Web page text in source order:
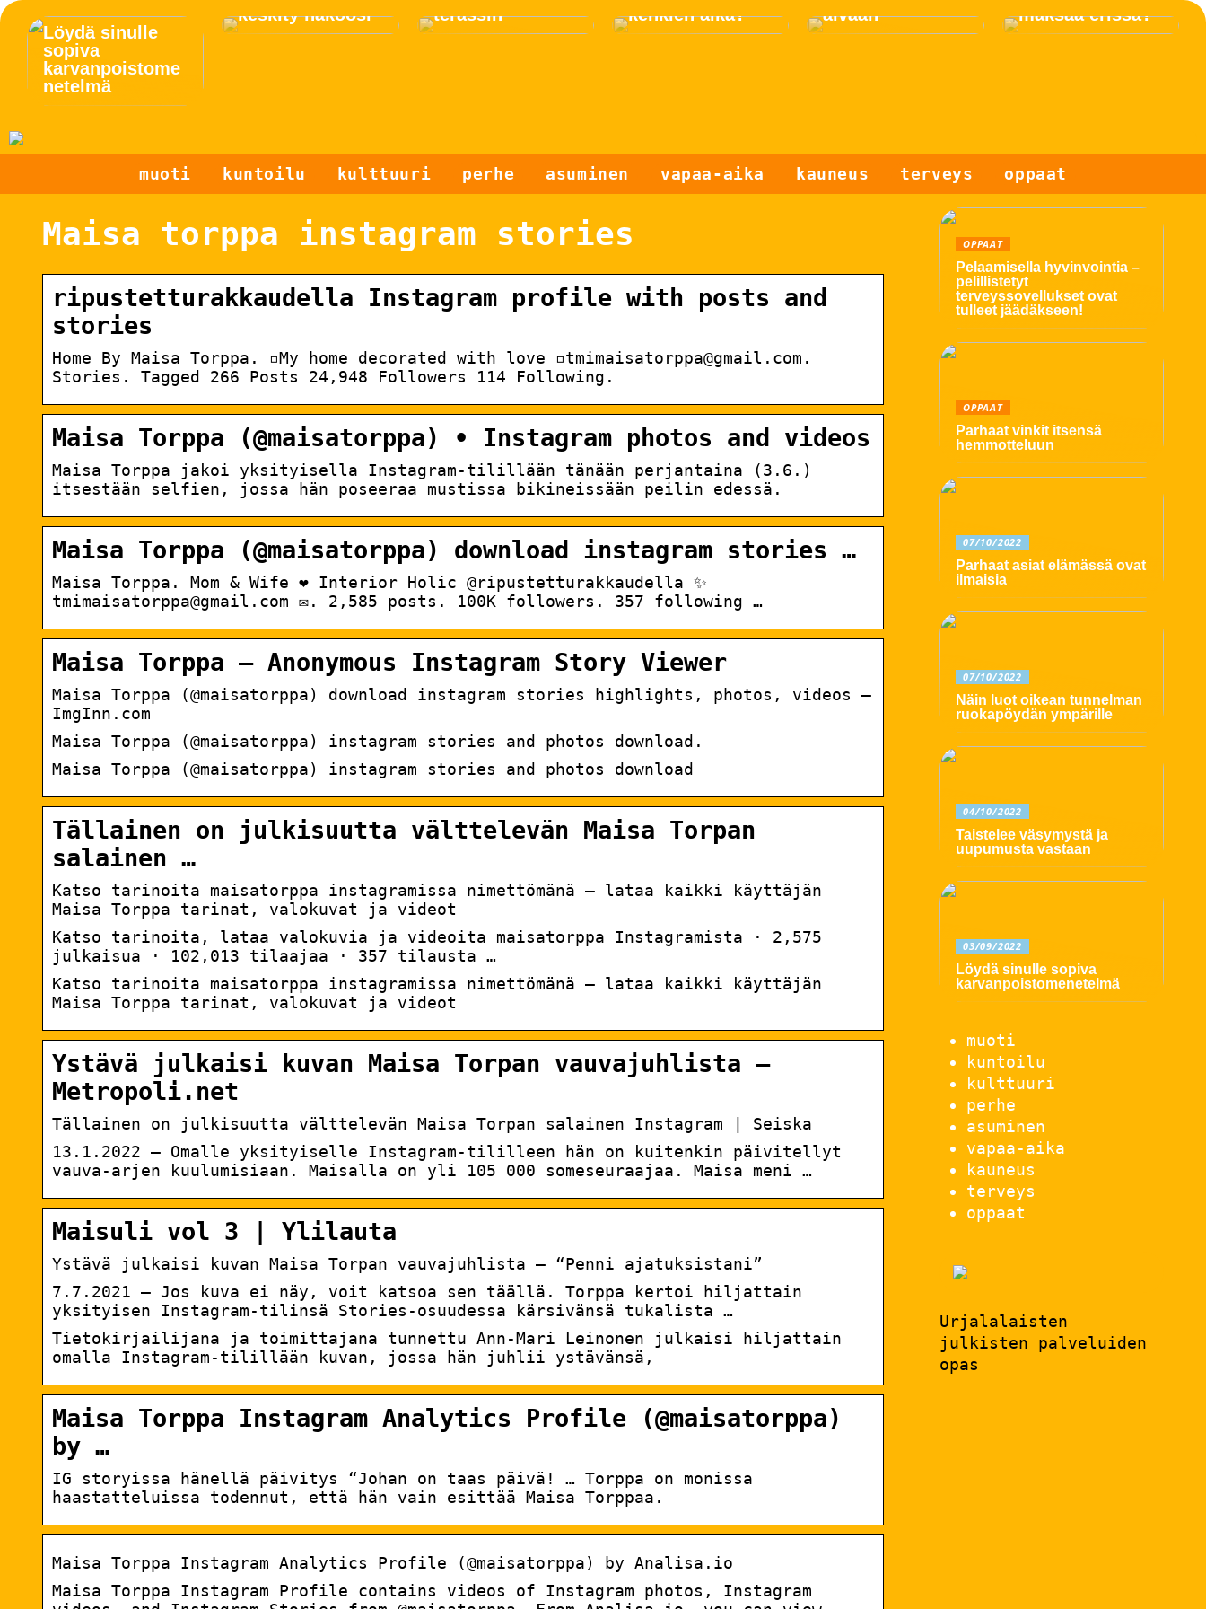
Löydä sinulle
sopiva
karvanpoistome
netelmä
keskity näköosi
terassin
kenkien aika?
äivään
maksaa erissä?
muoti kuntoilu kulttuuri perhe asuminen vapaa-aika kauneus terveys oppaat
Maisa torppa instagram stories
ripustetturakkaudella Instagram profile with posts and
stories
Home By Maisa Torppa. ▫️My home decorated with love ▫️tmimaisatorppa@gmail.com.
Stories. Tagged 266 Posts 24,948 Followers 114 Following.
Maisa Torppa (@maisatorppa) • Instagram photos and videos
Maisa Torppa jakoi yksityisella Instagram-tilillään tänään perjantaina (3.6.)
itsestään selfien, jossa hän poseeraa mustissa bikineissään peilin edessä.
Maisa Torppa (@maisatorppa) download instagram stories …
Maisa Torppa. Mom & Wife ❤️ Interior Holic @ripustetturakkaudella ✨
tmimaisatorppa@gmail.com ✉️. 2,585 posts. 100K followers. 357 following …
Maisa Torppa – Anonymous Instagram Story Viewer
Maisa Torppa (@maisatorppa) download instagram stories highlights, photos, videos –
ImgInn.com
Maisa Torppa (@maisatorppa) instagram stories and photos download.
Maisa Torppa (@maisatorppa) instagram stories and photos download
Tällainen on julkisuutta välttelevän Maisa Torpan
salainen …
Katso tarinoita maisatorppa instagramissa nimettömänä – lataa kaikki käyttäjän
Maisa Torppa tarinat, valokuvat ja videot
Katso tarinoita, lataa valokuvia ja videoita maisatorppa Instagramista · 2,575
julkaisua · 102,013 tilaajaa · 357 tilausta …
Katso tarinoita maisatorppa instagramissa nimettömänä – lataa kaikki käyttäjän
Maisa Torppa tarinat, valokuvat ja videot
Ystävä julkaisi kuvan Maisa Torpan vauvajuhlista –
Metropoli.net
Tällainen on julkisuutta välttelevän Maisa Torpan salainen Instagram | Seiska
13.1.2022 — Omalle yksityiselle Instagram-tililleen hän on kuitenkin päivitellyt
vauva-arjen kuulumisiaan. Maisalla on yli 105 000 someseuraajaa. Maisa meni …
Maisuli vol 3 | Ylilauta
Ystävä julkaisi kuvan Maisa Torpan vauvajuhlista – “Penni ajatuksistani”
7.7.2021 — Jos kuva ei näy, voit katsoa sen täällä. Torppa kertoi hiljattain
yksityisen Instagram-tilinsä Stories-osuudessa kärsivänsä tukalista …
Tietokirjailijana ja toimittajana tunnettu Ann-Mari Leinonen julkaisi hiljattain
omalla Instagram-tilillään kuvan, jossa hän juhlii ystävänsä,
Maisa Torppa Instagram Analytics Profile (@maisatorppa)
by …
IG storyissa hänellä päivitys “Johan on taas päivä! … Torppa on monissa
haastatteluissa todennut, että hän vain esittää Maisa Torppaa.
Maisa Torppa Instagram Analytics Profile (@maisatorppa) by Analisa.io
Maisa Torppa Instagram Profile contains videos of Instagram photos, Instagram
OPPAAT
Pelaamisella hyvinvointia –
pelillistetyt
terveyssovellukset ovat
tulleet jäädäkseen!
OPPAAT
Parhaat vinkit itsensä
hemmotteluun
07/10/2022
Parhaat asiat elämässä ovat
ilmaisia
07/10/2022
Näin luot oikean tunnelman
ruokapöydän ympärille
04/10/2022
Taistelee väsymystä ja
uupumusta vastaan
03/09/2022
Löydä sinulle sopiva
karvanpoistomenetelmä
muoti
kuntoilu
kulttuuri
perhe
asuminen
vapaa-aika
kauneus
terveys
oppaat
Urjalalaisten
julkisten palveluiden
opas